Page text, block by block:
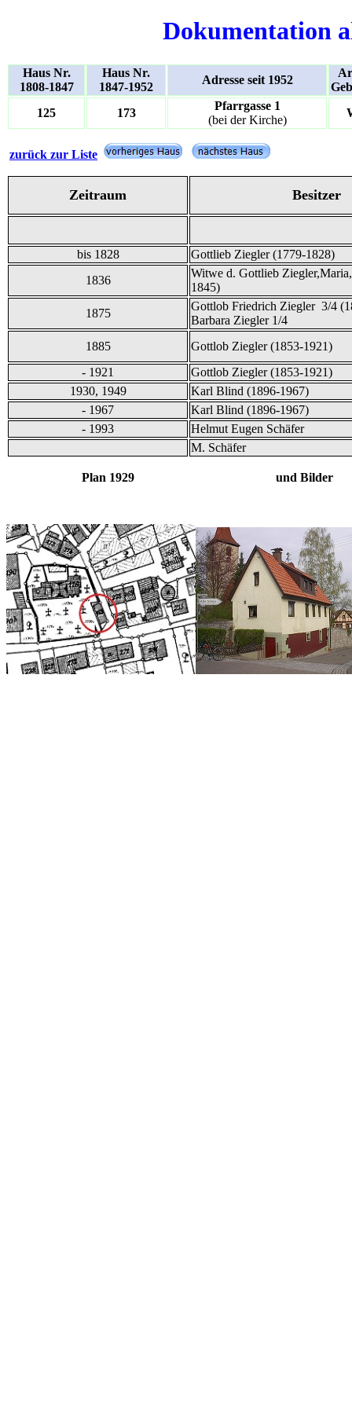
Dokumentation
Haus Nr.
1808-1847
Haus Nr.
1847-1952
Adresse seit 1952
125
173
Pfarrgasse 1
(bei der Kirche)
zurück zur Liste
Zeitraum Besitzer
bis 1828
Gottlieb Ziegler (1779-1828)
1836
Witwe d. Gottlieb
1845)
1875
Gottlob Friedrich Ziegler 3/4
Barbara Ziegler 1/4
1885
Gottlob Ziegler (1853-1921)
- 1921
Gottlob Ziegler (1853-1921)
1930, 1949
Karl Blind (1896-1967)
- 1967
Karl Blind (1896-1967)
- 1993
Helmut Eugen Schäfer
M. Schäfer
Plan 1929 und Bilder